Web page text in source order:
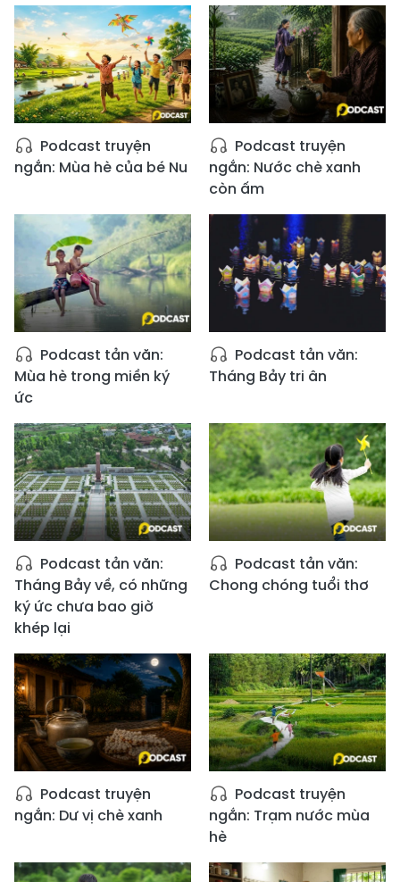
Podcast truyện
ngắn: Mùa hè của bé Nu
Podcast truyện
ngắn: Nước chè xanh
còn ấm
Podcast tản văn:
Mùa hè trong miền ký
ức
Podcast tản văn:
Tháng Bảy tri ân
Podcast tản văn:
Tháng Bảy về, có những
ký ức chưa bao giờ
khép lại
Podcast tản văn:
Chong chóng tuổi thơ
Podcast truyện
ngắn: Dư vị chè xanh
Podcast truyện
ngắn: Trạm nước mùa
hè